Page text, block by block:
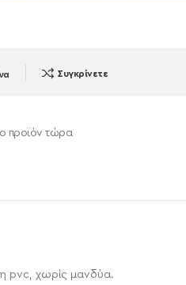
Συγκρίνετε
προϊόν τώρα
pvc, χωρίς μανδύα.